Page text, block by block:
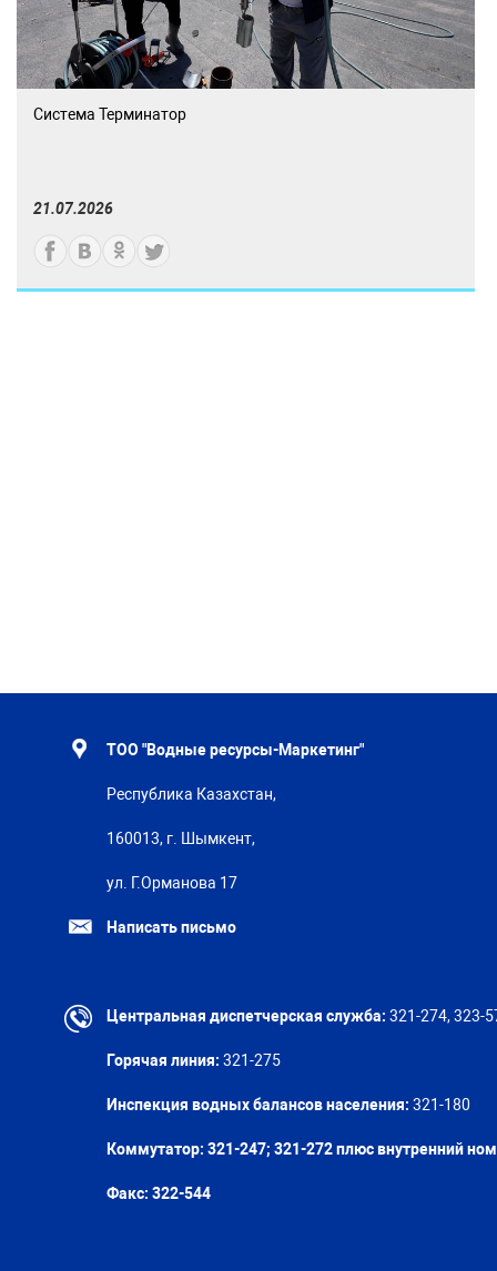
Система Терминатор
21.07.2026
ТОО "Водные ресурсы-Маркетинг"
Республика Казахстан,
160013, г. Шымкент,
ул. Г.Орманова 17
Написать письмо
Центральная диспетчерская служба: 321-274, 323-
Горячая линия: 321-275
Инспекция водных балансов населения: 321-180
Коммутатор: 321-247; 321-272 плюс внутренний
Факс: 322-544